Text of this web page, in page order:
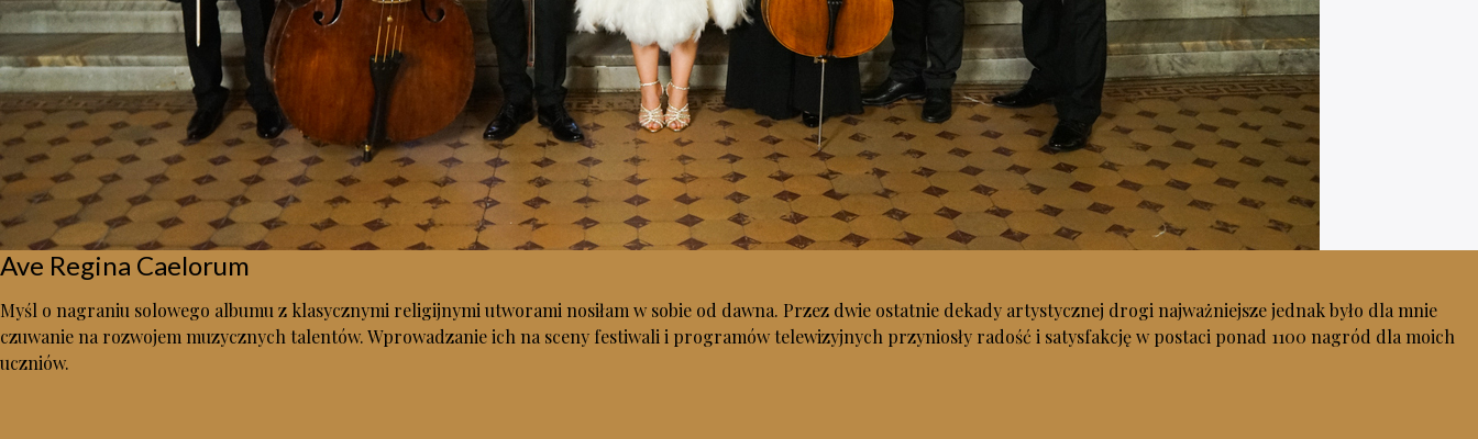
Ave Regina Caelorum
Myśl o nagraniu solowego albumu z klasycznymi religijnymi utworami nosiłam w sobie od dawna. Przez dwie ostatnie dekady artystycznej drogi najważniejsze jednak było dla mnie
czuwanie na rozwojem muzycznych talentów. Wprowadzanie ich na sceny festiwali i programów telewizyjnych przyniosły radość i satysfakcję w postaci ponad 1100 nagród dla moich
uczniów.